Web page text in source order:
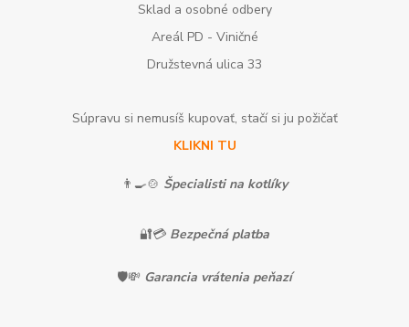
Sklad a osobné odbery
Areál PD - Viničné
Družstevná ulica 33
Súpravu si nemusíš kupovať, stačí si ju požičať
KLIKNI TU
👨‍🍳🍲 Špecialisti na kotlíky
🔐💳 Bezpečná platba
🛡️💸 Garancia vrátenia peňazí